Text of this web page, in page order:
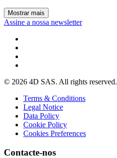
Mostrar mais
Assine a nossa newsletter
© 2026 4D SAS. All rights reserved.
Terms & Conditions
Legal Notice
Data Policy
Cookie Policy
Cookies Preferences
Contacte-nos